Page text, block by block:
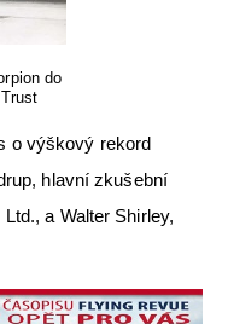
do
o výškový rekord
hlavní zkušební
a Walter Shirley,